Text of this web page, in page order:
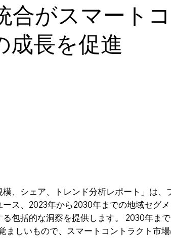
合がスマート
成長を促進
模、シェア、トレンド分析レポート」は
ス、2023年から2030年までの地域セグ
包括的な洞察を提供します。 2030年ま
ましいもので、スマートコントラクト市